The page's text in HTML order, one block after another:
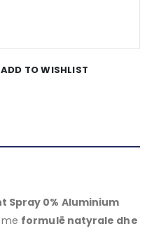
ADD TO WISHLIST
Spray 0% Aluminium
formulë natyrale dhe